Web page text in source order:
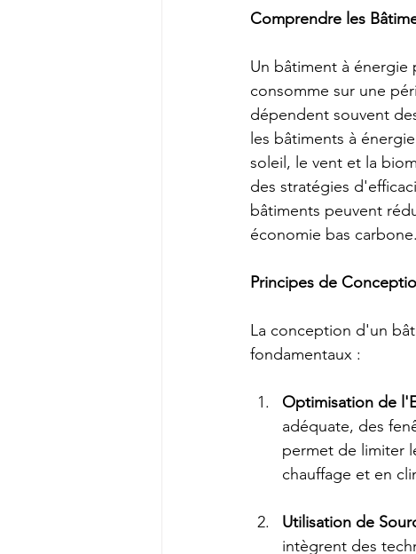
Comprendre les
Un bâtiment à
consomme sur une
dépendent souvent
les bâtiments à
soleil, le vent et la
des stratégies
bâtiments peuvent
économie bas carbone.
Principes de
La conception d'un
fondamentaux :
Optimisation de
adéquate, des
permet de limiter
chauffage et en
Utilisation de
intègrent des